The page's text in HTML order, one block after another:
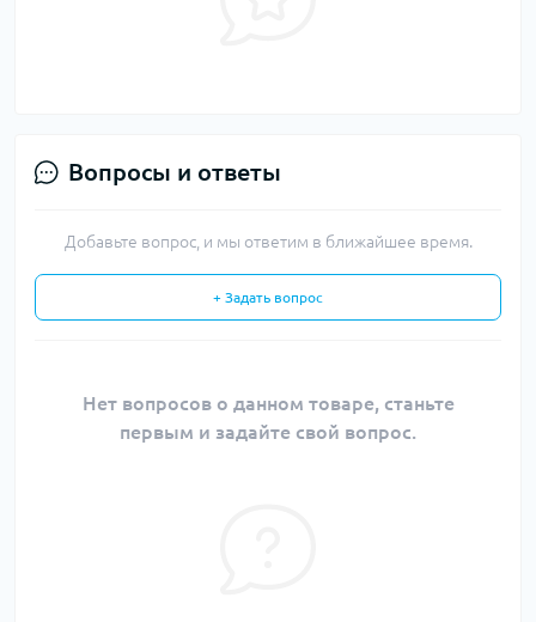
Вопросы и ответы
Добавьте вопрос, и мы ответим в ближайшее время.
+ Задать вопрос
Нет вопросов о данном товаре, станьте
первым и задайте свой вопрос.